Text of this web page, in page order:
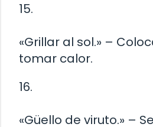
15.
«Grillar al sol.» –
tomar calor.
16.
«Güello de viruto.» –